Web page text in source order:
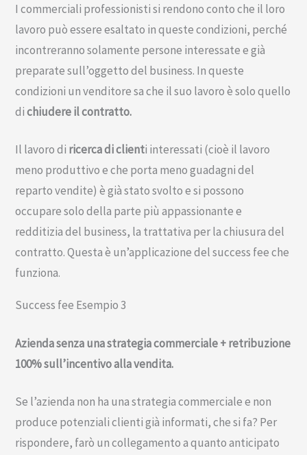
I commerciali professionisti si rendono conto che il loro
lavoro può essere esaltato in queste condizioni, perché
incontreranno solamente persone interessate e già
preparate sull’oggetto del business. In queste
condizioni un venditore sa che il suo lavoro è solo quello
dichiudere il contratto.
Il lavoro di ricerca di clienti interessati (cioè il lavoro
meno produttivo e che porta meno guadagni del
reparto vendite) è già stato svolto e si possono
occupare solo della parte più appassionante e
redditizia del business, la trattativa per la chiusura del
contratto. Questa è un’applicazione del success fee che
funziona.
Success fee Esempio 3
Azienda senza una strategia commerciale + retribuzione
100% sull’incentivo alla vendita.
Se l’azienda non ha una strategia commerciale e non
produce potenziali clienti già informati, che si fa? Per
rispondere, farò un collegamento a quanto anticipato